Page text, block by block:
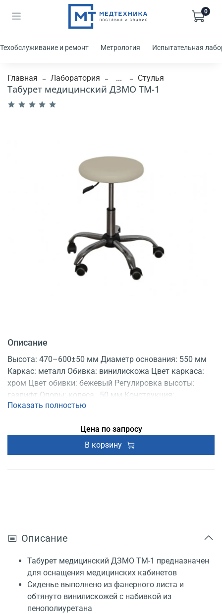
0
Техобслуживание и ремонт Метрология Испытательная
Главная Лаборатория ... Стулья
Табурет медицинский ДЗМО ТМ-1
Описание
Высота: 470–600±50 мм Диаметр основания: 550 мм
Каркас: металл Обивка: винилискожа Цвет каркаса:
хром Цвет обивки: бежевый Регулировка высоты:
газлифт Опоры: колеса _50 мм Конструкция:
разборная Регистрационное удостоверение
Показать полностью
Цена по запросу
В корзину
Описание
Табурет медицинский ДЗМО ТМ-1 предназначен
для оснащения медицинских кабинетов
Сиденье выполнено из фанерного листа и
обтянуто винилискожей с набивкой из
пенополиуретана